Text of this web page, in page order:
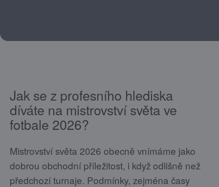
Jak se z profesního hlediska
díváte na mistrovství světa ve
fotbale 2026?
Mistrovství světa 2026 obecně vnímáme jako
dobrou obchodní příležitost, i když odlišně než
předchozí turnaje. Podmínky, zejména časy